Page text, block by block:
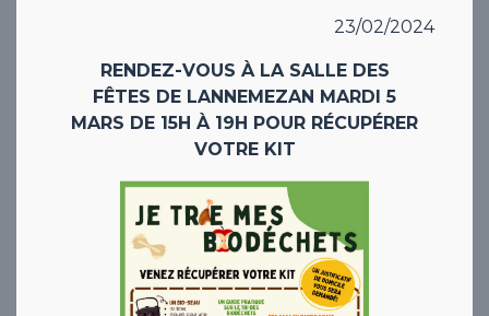
23/02/2024
RENDEZ-VOUS À LA SALLE DES
FÊTES DE LANNEMEZAN MARDI 5
MARS DE 15H À 19H POUR RÉCUPÉRER
VOTRE KIT